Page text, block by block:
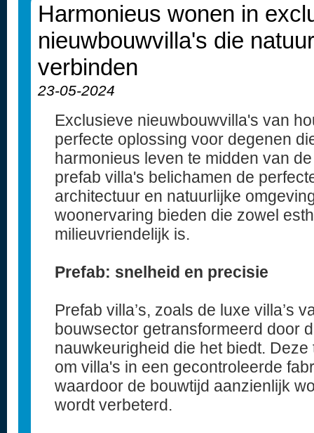
Harmonieus wonen in
nieuwbouwvilla's die
verbinden
23-05-2024
Exclusieve nieuwbouwvilla's van
perfecte oplossing voor degenen
harmonieus leven te midden van
prefab villa's belichamen de
architectuur en natuurlijke
woonervaring bieden die zowel
milieuvriendelijk is.
Prefab: snelheid en precisie
Prefab villa’s, zoals de luxe villa’s
bouwsector getransformeerd door
nauwkeurigheid die het biedt.
om villa's in een gecontroleerde
waardoor de bouwtijd aanzienlijk
wordt verbeterd.